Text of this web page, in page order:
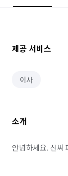
제공 서비스
이사
소개
안녕하세요. 신씨